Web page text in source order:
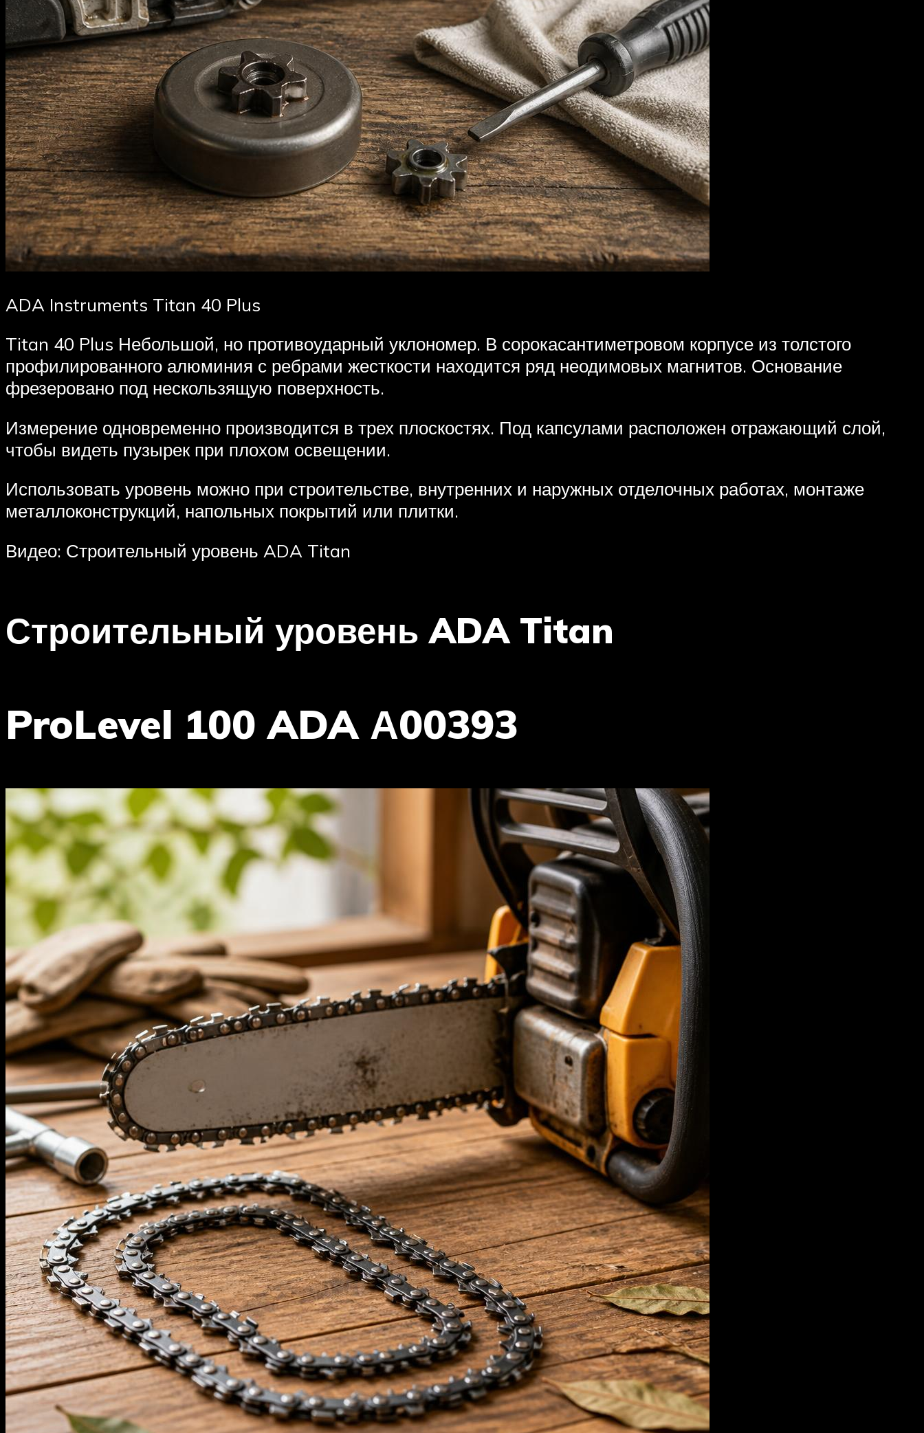
ADA Instruments Titan 40 Plus
Titan 40 Plus Небольшой, но противоударный уклономер. В сорокасантиметровом корпусе из толстого
профилированного алюминия с ребрами жесткости находится ряд неодимовых магнитов. Основание
фрезеровано под нескользящую поверхность.
Измерение одновременно производится в трех плоскостях. Под капсулами расположен отражающий слой,
чтобы видеть пузырек при плохом освещении.
Использовать уровень можно при строительстве, внутренних и наружных отделочных работах, монтаже
металлоконструкций, напольных покрытий или плитки.
Видео: Строительный уровень ADA Titan
Строительный уровень ADA Titan
ProLevel 100 ADA А00393